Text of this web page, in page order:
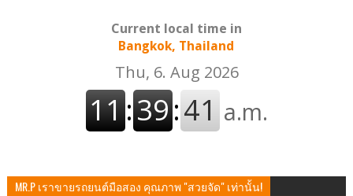
Current local time in
Bangkok, Thailand
MR.P เราขายรถยนต์มือสอง คุณภาพ "สวยจัด" เท่านั้น!